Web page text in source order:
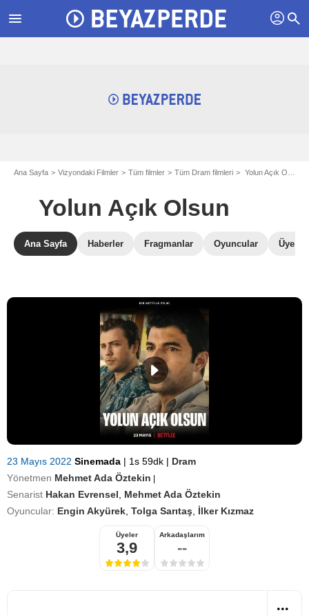
menu profil search
Ana Sayfa Vizyondaki Filmler Tüm filmler Tüm Dram filmleri Yolun Açık Olsun
Yolun Açık Olsun
Ana Sayfa Haberler Fragmanlar Oyuncular Üye
23 Mayıs 2022 Sinemada | 1s 59dk | Dram
Yönetmen Mehmet Ada Öztekin
Senarist Hakan Evrensel
Mehmet Ada Öztekin
Oyuncular: Engin Akyürek Tolga Sarıtaş İlker Kızmaz
Üyeler
3,9
Arkadaşlarım
--